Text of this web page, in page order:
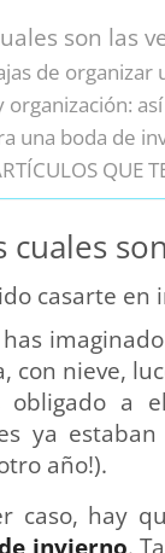
son las
de organizar
organización:
una boda de
QUE
cuales
casarte
con nieve,
obligado a
ya
año!).
caso, hay
invierno.